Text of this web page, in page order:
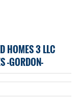
HOMES 3 LLC
-GORDON-